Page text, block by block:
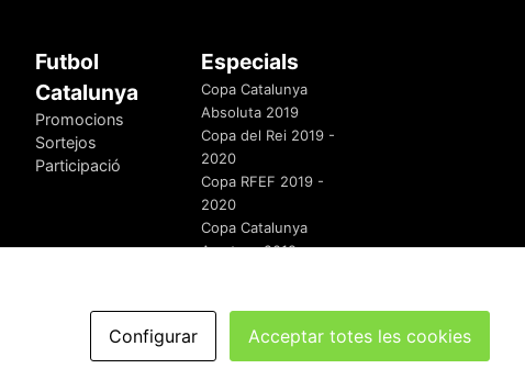
Futbol
Catalunya
Promocions
Sortejos
Participació
Especials
Copa Catalunya
Absoluta 2019
Copa del Rei 2019 -
2020
Copa RFEF 2019 -
2020
Copa Catalunya
Amateur 2019
redaccio@futbolcatalunya.com
Configurar Acceptar totes les cookies